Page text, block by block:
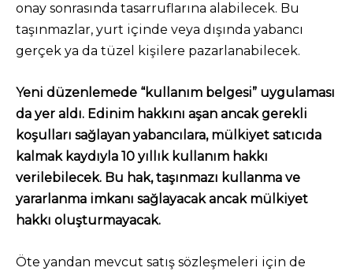
onay sonrasında tasarruflarına alabilecek. Bu
taşınmazlar, yurt içinde veya dışında yabancı
gerçek ya da tüzel kişilere pazarlanabilecek.
Yeni düzenlemede “kullanım belgesi” uygulaması
da yer aldı. Edinim hakkını aşan ancak gerekli
koşulları sağlayan yabancılara, mülkiyet satıcıda
kalmak kaydıyla 10 yıllık kullanım hakkı
verilebilecek. Bu hak, taşınmazı kullanma ve
yararlanma imkanı sağlayacak ancak mülkiyet
hakkı oluşturmayacak.
Öte yandan mevcut satış sözleşmeleri için de